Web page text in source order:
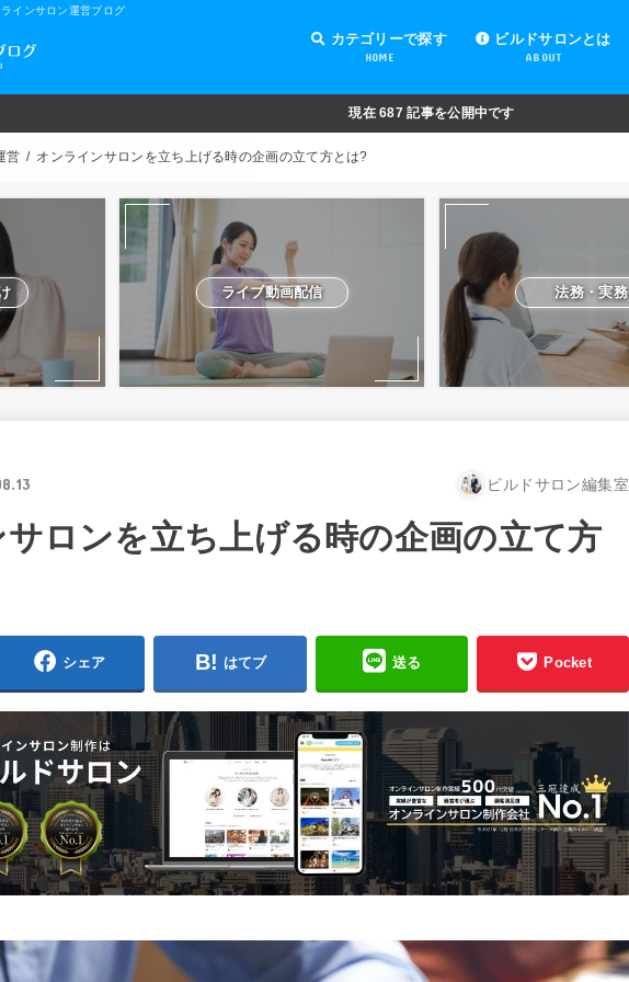
インサロン運営ブログ
カテゴリーで探す
HOME
オンラインサロンの運営
オンラインサロンの集客
オンラインサロンの紹介
オンラインサロンの活用
法務・実務
ライブ動画配信
動画制作・編集
セキュリティ対策
Facebook運営
会費設定
オンラインサロンの開設準備
道具・機材紹介と解説
NFT
ビルドサロンとは
ABOUT
現在687 記事を公開中です
営 オンラインサロンを立ち上げる時の企画の立て方とは?
ライブ動画配信 法務・実務
ビルドサロン編集室
ロンを立ち上げる時の企画の立て方
シェア はてブ 送る Pocket